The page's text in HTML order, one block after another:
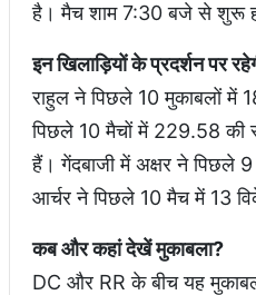
है। मैच शाम 7:30 बजे से शुरू
इन खिलाड़ियों के प्रदर्शन पर
राहुल ने पिछले 10 मुकाबलों में
पिछले 10 मैचों में 229.58 की
हैं। गेंदबाजी में अक्षर ने पिछले
आर्चर ने पिछले 10 मैच में 13
कब और कहां देखें मुकाबला?
DC और RR के बीच यह